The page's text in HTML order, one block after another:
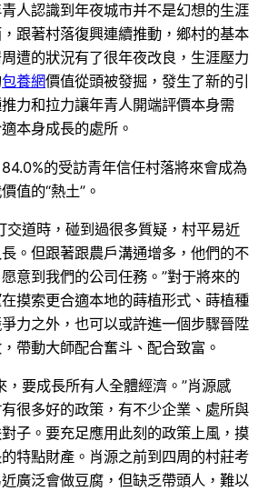
人認識到年夜城市并不是幻想的生涯
跟著村落復興連續推動，鄉村的基本
遭的狀況有了很年夜改良，生涯壓力
包養網價值從頭被發掘，發生了新的引
力和拉力讓年青人開端評價本身需
本身成長的處所。
的受訪青年信任村落將來會成為
值的“熱土”。
交道時，碰到過很多質疑，村平易近
。但跟著跟農戶溝通增多，他們的不
意到我們的公司任務。”對于將來的
摸索更合適本地的蒔植形式、蒔植種
力之外，也可以或許進一個步驟晉陞
帶動大師配合奮斗、配合致富。
，要成長所有人全體經濟。”肖源感
很多好的政策，有不少企業、處所與
子。要充足應用此刻的政策上風，摸
特點財產。肖源之前到四周的村莊考
廣泛會做豆腐，但缺乏帶頭人，難以